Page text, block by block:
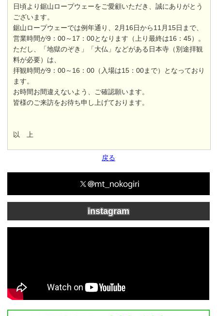
日頃より鋸山ロープウェーをご愛顧いただき、誠にありがとう
ございます。
鋸山ロープウェーでは例年通り、2月16日から11月15日まで、
営業時間が9：00～17：00となります（上り最終は16：45）。
ただし、「地獄のぞき」「大仏」などがある日本寺（別途拝観
料が必要）は、
拝観時間が9：00～16：00（入場は15：00まで）となっており
ます。
お時間お間違えないよう、ご確認願います。
皆様のご来訪をお待ち申し上げております。
以 上
戻る
instagram